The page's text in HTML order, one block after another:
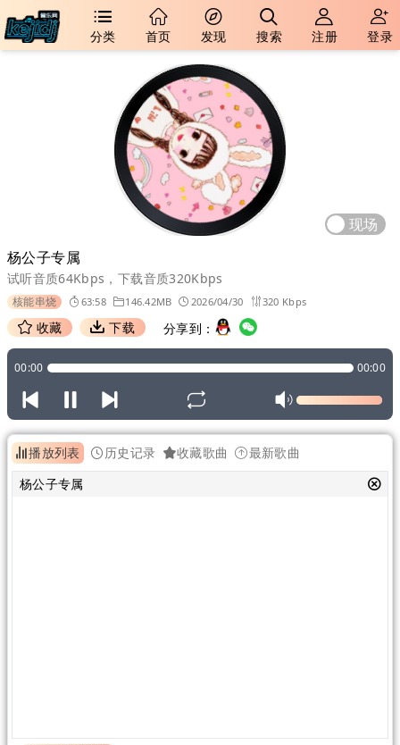
分类 首页 发现 搜索 注册 登录
现场
杨公子专属
试听音质64Kbps，下载音质320Kbps
核能串烧 63:58 146.42MB 2026/04/30 320 Kbps
收藏 下载 分享到：
00:00 00:00
播放列表 历史记录 收藏歌曲
最新歌曲
杨公子专属